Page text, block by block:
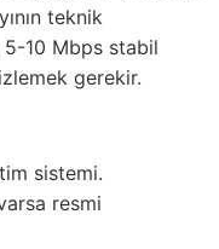
teknik
5-10 Mbps stabil
gerekir.
sistemi.
resmi